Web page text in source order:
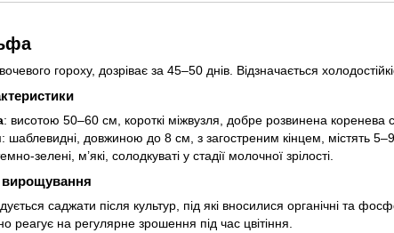
гороху, дозріває за 45–50 днів. Відзначається
: висотою 50–60 см, короткі міжвузля, добре розвинена коренева
: шаблевидні, довжиною до 8 см, з загостреним кінцем, містять
зелені, м’які, солодкуваті у стадії молочної зрілості.
вирощування
саджати після культур, під які вносилися органічні та
реагує на регулярне зрошення під час цвітіння.